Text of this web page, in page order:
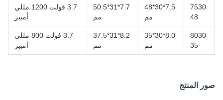
7530
48
7.5*30*48
مم
7.7*31*50.5
مم
3.7 فولت 1200 مللي
أمبير
8030
35
8.0*30*35
مم
8.2*31*37.5
مم
3.7 فولت 800 مللي
أمبير
صور المنتج